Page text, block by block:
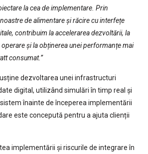
la cea de implementare. Prin
de alimentare și răcire cu interfețe
contribuim la accelerarea dezvoltării, la
și la obținerea unei performanțe mai
consumat.”
dezvoltarea unei infrastructuri
digital, utilizând simulări în timp real și
înainte de începerea implementării
este concepută pentru a ajuta clienții
implementării și riscurile de integrare în